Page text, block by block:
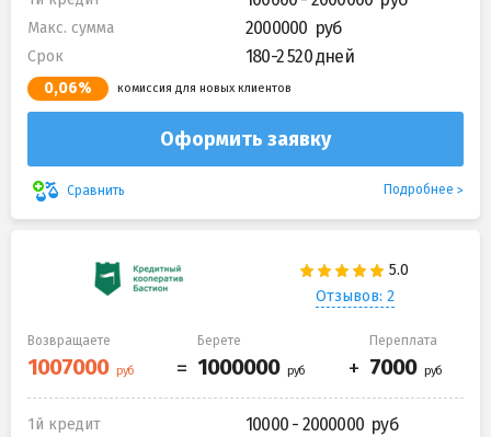
Макс. сумма 2000000
Срок 180-2 520 дней
0,06% комиссия для новых клиентов
Оформить заявку
Сравнить Подробнее
Отзывов: 2
Возвращаете Берете Переплата
1й кредит 10000 - 2000000